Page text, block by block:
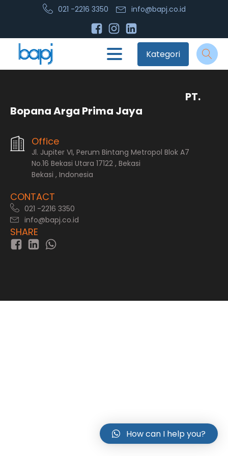
021 -2216 3350 info@bapj.co.id
Kategori
PT.
Bopana Arga Prima Jaya
Office
Jl. Jupiter VI, Perum Bintang Metropol Blok A7
No.16 Bekasi Utara 17122 , Bekasi
Bekasi , Indonesia
CONTACT
021 -2216 3350
info@bapj.co.id
SHARE
How can I help you?